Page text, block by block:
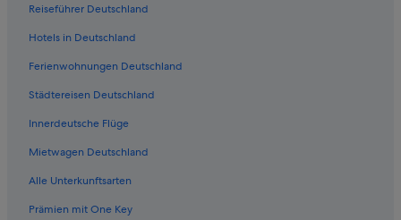
Reiseführer Deutschland
Hotels in Deutschland
Ferienwohnungen Deutschland
Städtereisen Deutschland
Innerdeutsche Flüge
Mietwagen Deutschland
Alle Unterkunftsarten
Prämien mit One Key